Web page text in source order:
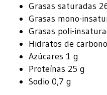
Grasas saturadas
Grasas mono-
Grasas poli-
Hidratos de
Azúcares 1 g
Proteínas 25 g
Sodio 0,7 g